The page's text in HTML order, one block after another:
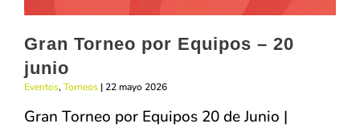
Gran Torneo por Equipos – 20
junio
Eventos, Torneos |22 mayo 2026
Gran Torneo por Equipos 20 de Junio |